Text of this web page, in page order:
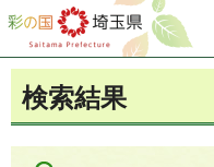
彩の国 埼玉県
検索結果